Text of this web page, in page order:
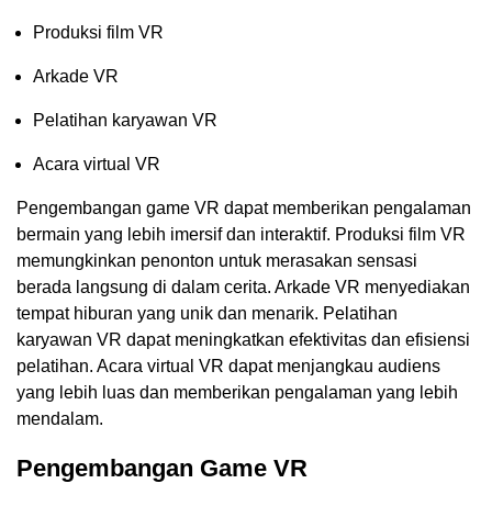
Produksi film VR
Arkade VR
Pelatihan karyawan VR
Acara virtual VR
Pengembangan game VR dapat memberikan pengalaman
bermain yang lebih imersif dan interaktif. Produksi film VR
memungkinkan penonton untuk merasakan sensasi
berada langsung di dalam cerita. Arkade VR menyediakan
tempat hiburan yang unik dan menarik. Pelatihan
karyawan VR dapat meningkatkan efektivitas dan efisiensi
pelatihan. Acara virtual VR dapat menjangkau audiens
yang lebih luas dan memberikan pengalaman yang lebih
mendalam.
Pengembangan Game VR